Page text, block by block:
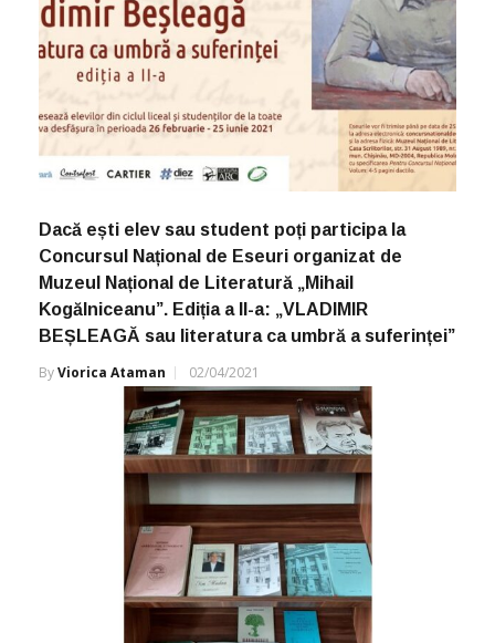
Dacă ești elev sau student poți participa la
Concursul Național de Eseuri organizat de
Muzeul Național de Literatură „Mihail
Kogălniceanu”. Ediția a II-a: „VLADIMIR
BEȘLEAGĂ sau literatura ca umbră a suferinței”
ByViorica Ataman 02/04/2021